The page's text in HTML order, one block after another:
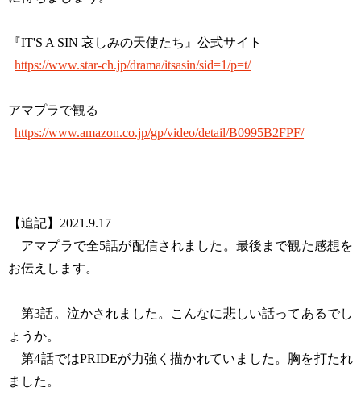
『IT'S A SIN 哀しみの天使たち』公式サイト
https://www.star-ch.jp/drama/itsasin/sid=1/p=t/
アマプラで観る
https://www.amazon.co.jp/gp/video/detail/B0995B2FPF/
【追記】2021.9.17
アマプラで全5話が配信されました。最後まで観た感想を
お伝えします。
第3話。泣かされました。こんなに悲しい話ってあるでし
ょうか。
第4話ではPRIDEが力強く描かれていました。胸を打たれ
ました。